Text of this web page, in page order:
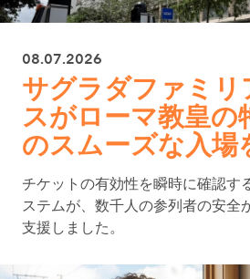
08.07.2026
サグラダファミリ
スがローマ教皇の
のスムーズな入場
チケットの有効性を瞬時に確認す
ステムが、数千人の参列者の安全
支援しました。